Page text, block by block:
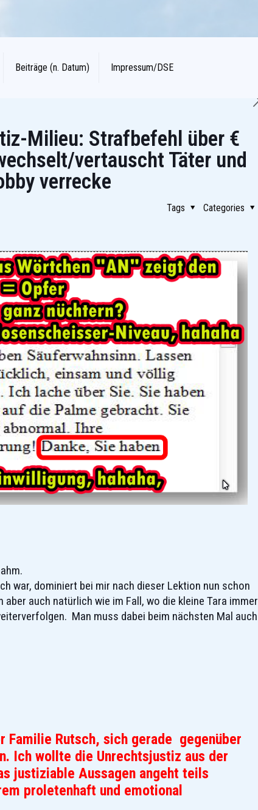
Beiträge (n. Datum) Impressum/DSE
Milieu: Strafbefehl über €
vertauscht Täter und
verrecke
Categories
Tags
war, dominiert bei mir nach dieser Lektion nun schon
auch natürlich wie im Fall, wo die kleine Tara immer
Man muss dabei beim nächsten Mal auch
Familie Rutsch, sich gerade gegenüber
Ich wollte die Unrechtsjustiz aus der
justiziable Aussagen angeht teils
proletenhaft und emotional